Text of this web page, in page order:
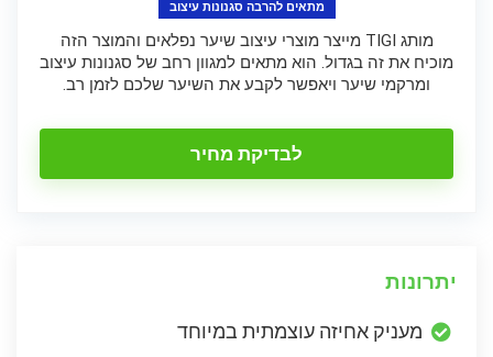
מתאים להרבה סגנונות עיצוב
מותג TIGI מייצר מוצרי עיצוב שיער נפלאים והמוצר הזה
מוכיח את זה בגדול. הוא מתאים למגוון רחב של סגנונות עיצוב
ומרקמי שיער ויאפשר לקבע את השיער שלכם לזמן רב.
לבדיקת מחיר
יתרונות
מעניק אחיזה עוצמתית במיוחד